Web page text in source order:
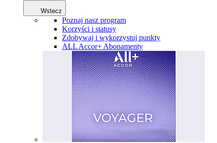
Wstecz
Poznaj nasz program
Korzyści i statusy
Zdobywaj i wykorzystuj punkty
ALL Accor+ Abonamenty